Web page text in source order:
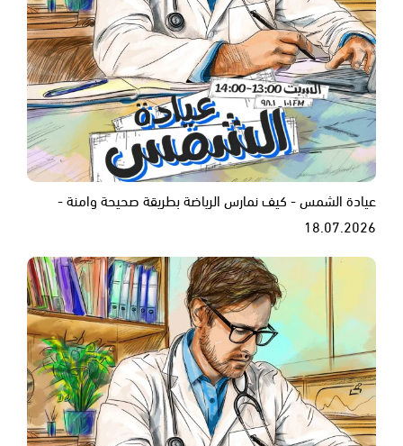
عيادة الشمس - كيف نمارس الرياضة بطريقة صحيحة وامنة -
18.07.2026